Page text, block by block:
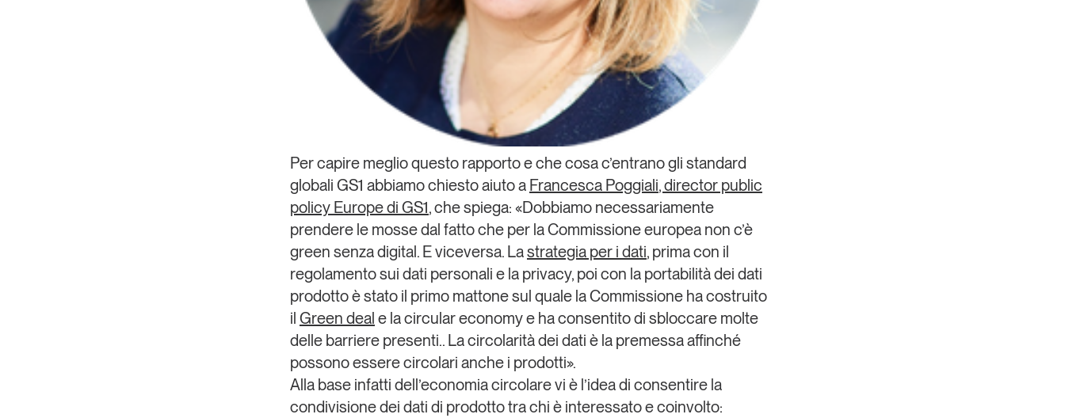
Per capire meglio questo rapporto e che cosa c’entrano gli standard
globali GS1 abbiamo chiesto aiuto a Francesca Poggiali, director public
policy Europe di GS1, che spiega: «Dobbiamo necessariamente
prendere le mosse dal fatto cheper la Commissioneeuropea non c’è
green senza digital. E viceversa.Lastrategia per i dati, prima con il
regolamento sui dati personali e la privacy, poi con la portabilità dei dati
prodotto è stato il primo mattone sul quale la Commissione ha costruito
il Green deal e la circular economy e ha consentito di sbloccare molte
delle barriere presenti.. La circolarità dei dati è la premessa affinché
possono essere circolari anche i prodotti».
Alla base infatti dell’economia circolare vi è l’idea di consentire la
condivisione dei dati di prodotto tra chi è interessato e coinvolto: